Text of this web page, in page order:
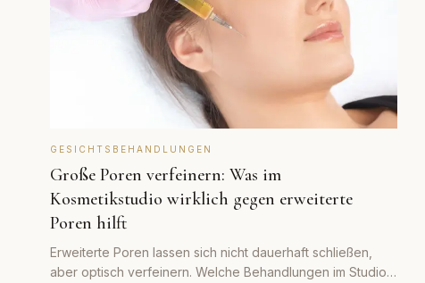
GESICHTSBEHANDLUNGEN
Große Poren verfeinern: Was im
Kosmetikstudio wirklich gegen erweiterte
Poren hilft
Erweiterte Poren lassen sich nicht dauerhaft schließen,
aber optisch verfeinern. Welche Behandlungen im Studio